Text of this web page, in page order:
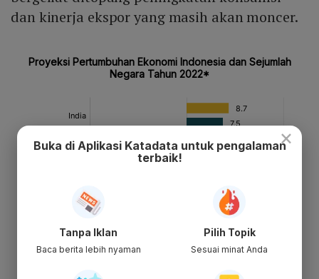
dan kinerja ekspor yang masih akan moncer.
×
Buka di Aplikasi Katadata untuk pengalaman
terbaik!
Tanpa Iklan
Baca berita lebih nyaman
Pilih Topik
Sesuai minat Anda